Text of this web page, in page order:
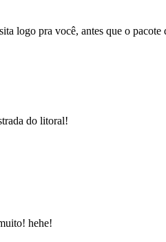
logo pra você, antes que o pacote
do litoral!
hehe!